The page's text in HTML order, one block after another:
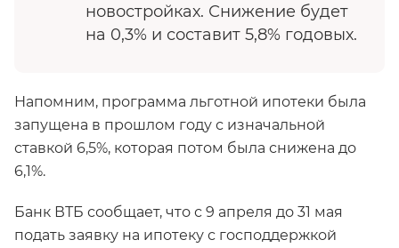
новостройках. Снижение будет
на 0,3% и составит 5,8% годовых.
Напомним, программа льготной ипотеки была
запущена в прошлом году с изначальной
ставкой 6,5%, которая потом была снижена до
6,1%.
Банк ВТБ сообщает, что с 9 апреля до 31 мая
подать заявку на ипотеку с господдержкой